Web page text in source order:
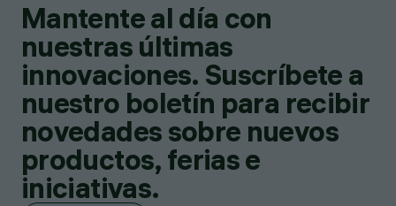
Mantente al día con
nuestras últimas
innovaciones. Suscríbete a
nuestro boletín para recibir
novedades sobre nuevos
productos, ferias e
iniciativas.